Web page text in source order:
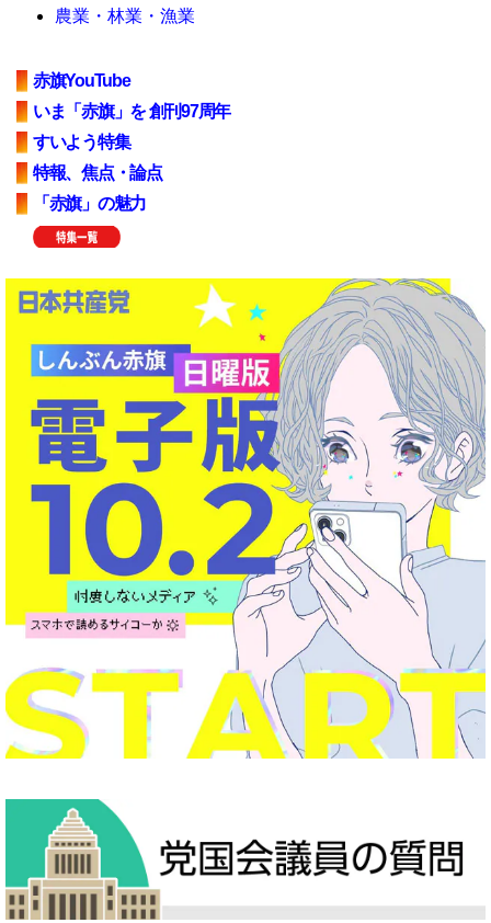
農業・林業・漁業
赤旗YouTube
いま「赤旗」を 創刊97周年
すいよう特集
特報、焦点・論点
「赤旗」の魅力